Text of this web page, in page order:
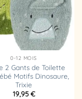
0-12 MOIS
2 Gants de Toilette
Motifs Dinosaure,
Trixie
19,95€